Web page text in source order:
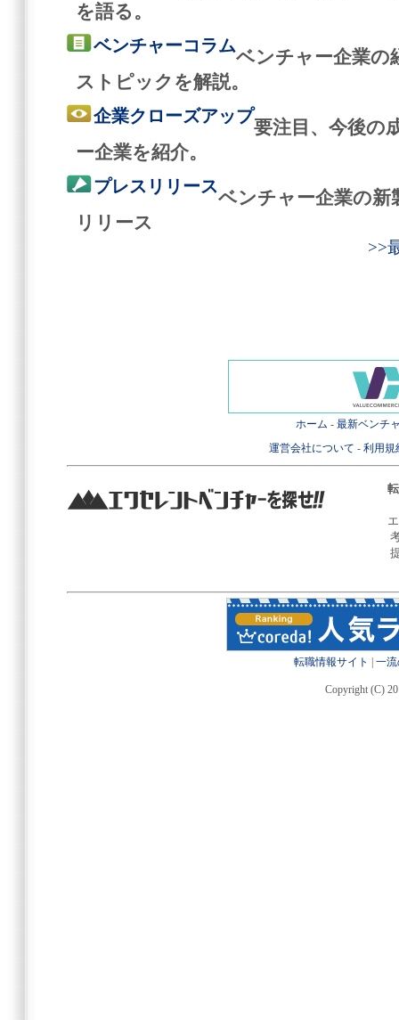
を語る。
ベンチャーコラム
ベンチャー企業の
ストピックを解説。
企業クローズアップ
要注目、今後の
ー企業を紹介。
プレスリリース
ベンチャー企業の新
リリース
>>
ホーム - 最新ベンチ
運営会社について - 利用規
転職情報サイト 一
Copyright (C)